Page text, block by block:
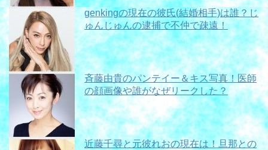
genkingの現在の彼氏(結婚相手)は誰？じ
ゅんじゅんの逮捕で不仲で疎遠！
斉藤由貴のパンテイー＆キス写真！医師
の顔画像や誰がなぜリークした？
近藤千尋と元彼れおの現在は！旦那との